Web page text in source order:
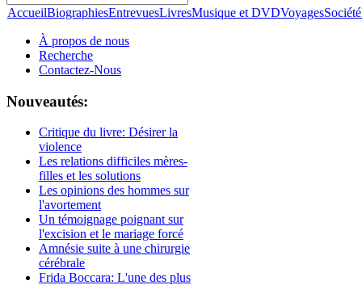
AccueilBiographiesEntrevuesLivresMusique et DVDVoyagesSociété
À propos de nous
Recherche
Contactez-Nous
Nouveautés:
Critique du livre: Désirer la
violence
Les relations difficiles mères-
filles et les solutions
Les opinions des hommes sur
l'avortement
Un témoignage poignant sur
l'excision et le mariage forcé
Amnésie suite à une chirurgie
cérébrale
Frida Boccara: L'une des plus